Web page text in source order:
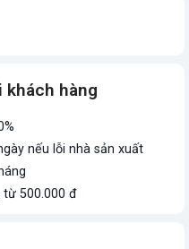
khách hàng
nếu lỗi nhà sản xuất
từ 500.000 đ